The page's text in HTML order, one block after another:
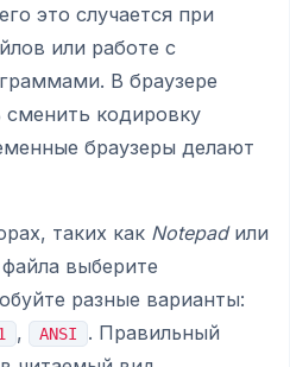
это случается при
или работе с
В браузере
кодировку
браузеры делают
таких как Notepadили
выберите
разные варианты:
, ANSI
. Правильный